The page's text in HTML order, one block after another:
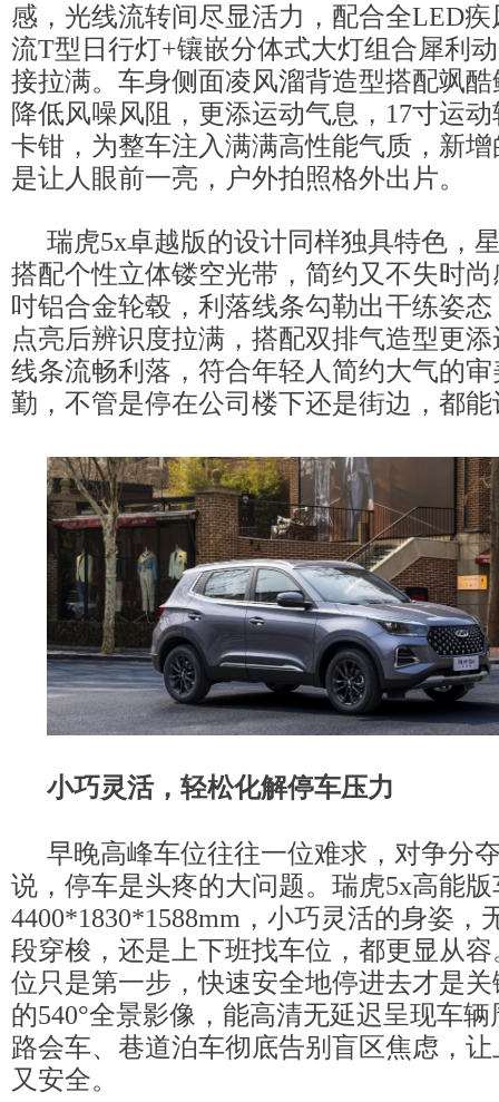
感，光线流转间尽显活力，配合全LED
流T型日行灯+镶嵌分体式大灯组合犀利
接拉满。车身侧面凌风溜背造型搭配飒
降低风噪风阻，更添运动气息，17寸运
卡钳，为整车注入满满高性能气质，新
是让人眼前一亮，户外拍照格外出片。
瑞虎5x卓越版的设计同样独具特色，
搭配个性立体镂空光带，简约又不失时
吋铝合金轮毂，利落线条勾勒出干练姿
点亮后辨识度拉满，搭配双排气造型更
线条流畅利落，符合年轻人简约大气的
勤，不管是停在公司楼下还是街边，都
小巧灵活，轻松化解停车压力
早晚高峰车位往往一位难求，对争分
说，停车是头疼的大问题。瑞虎5x高能
4400*1830*1588mm，小巧灵活的身姿，
段穿梭，还是上下班找车位，都更显从
位只是第一步，快速安全地停进去才是
的540°全景影像，能高清无延迟呈现车
路会车、巷道泊车彻底告别盲区焦虑，
又安全。